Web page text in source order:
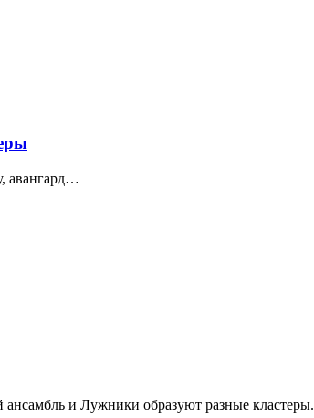
авангард…
и Лужники образуют разные кластеры.